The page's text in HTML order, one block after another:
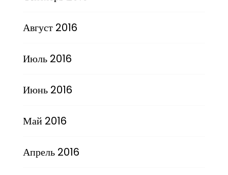
Август 2016
Июль 2016
Июнь 2016
Май 2016
Апрель 2016